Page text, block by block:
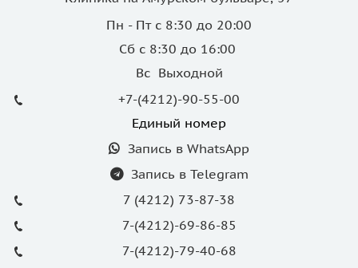
Пн - Пт с 8:30 до 20:00
Сб с 8:30 до 16:00
Вс Выходной
+7-(4212)-90-55-00
Единый номер
Запись в WhatsApp
Запись в Telegram
7 (4212) 73-87-38
7-(4212)-69-86-85
7-(4212)-79-40-68